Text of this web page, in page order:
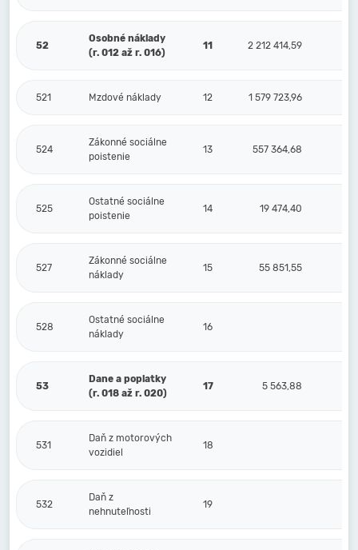
52
Osobné náklady
(r. 012 až r. 016)
11 2 212 414,59
521 Mzdové náklady 12 1 579 723,96
524
Zákonné sociálne
poistenie
13 557 364,68
525
Ostatné sociálne
poistenie
14 19 474,40
527
Zákonné sociálne
náklady
15 55 851,55
528
Ostatné sociálne
náklady
16
53
Dane a poplatky
(r. 018 až r. 020)
17 5 563,88
531
Daň z motorových
vozidiel
18
532
Daň z
nehnuteľnosti
19